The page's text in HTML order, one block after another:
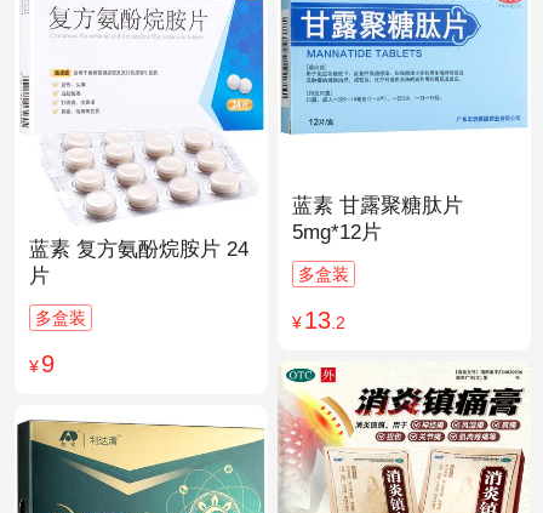
蓝素 甘露聚糖肽片
5mg*12片
多盒装
¥13.2
蓝素 复方氨酚烷胺片 24
片
多盒装
¥9